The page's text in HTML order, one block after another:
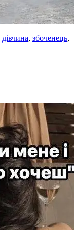
дівчина, збоченець,